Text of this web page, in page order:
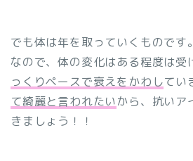
でも体は年を取っていくものです
なので、体の変化はある程度は受
っくりペースで衰えをかわしてい
て綺麗と言われたいから、抗いア
きましょう！！